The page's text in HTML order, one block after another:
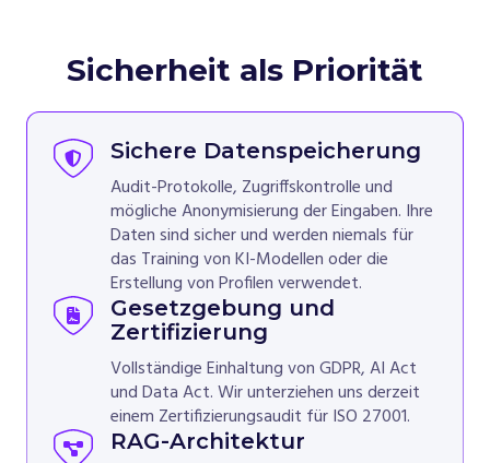
Sicherheit als Priorität
Sichere Datenspeicherung
Audit-Protokolle, Zugriffskontrolle und
mögliche Anonymisierung der Eingaben. Ihre
Daten sind sicher und werden niemals für
das Training von KI-Modellen oder die
Erstellung von Profilen verwendet.
Gesetzgebung und
Zertifizierung
Vollständige Einhaltung von GDPR, AI Act
und Data Act. Wir unterziehen uns derzeit
einem Zertifizierungsaudit für ISO 27001.
RAG-Architektur